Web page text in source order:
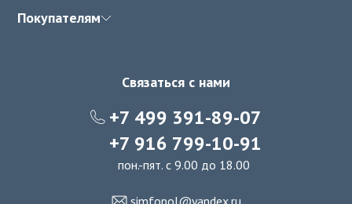
Покупателям
Связаться с нами
+7 499 391-89-07
+7 916 799-10-91
пон.-пят. с 9.00 до 18.00